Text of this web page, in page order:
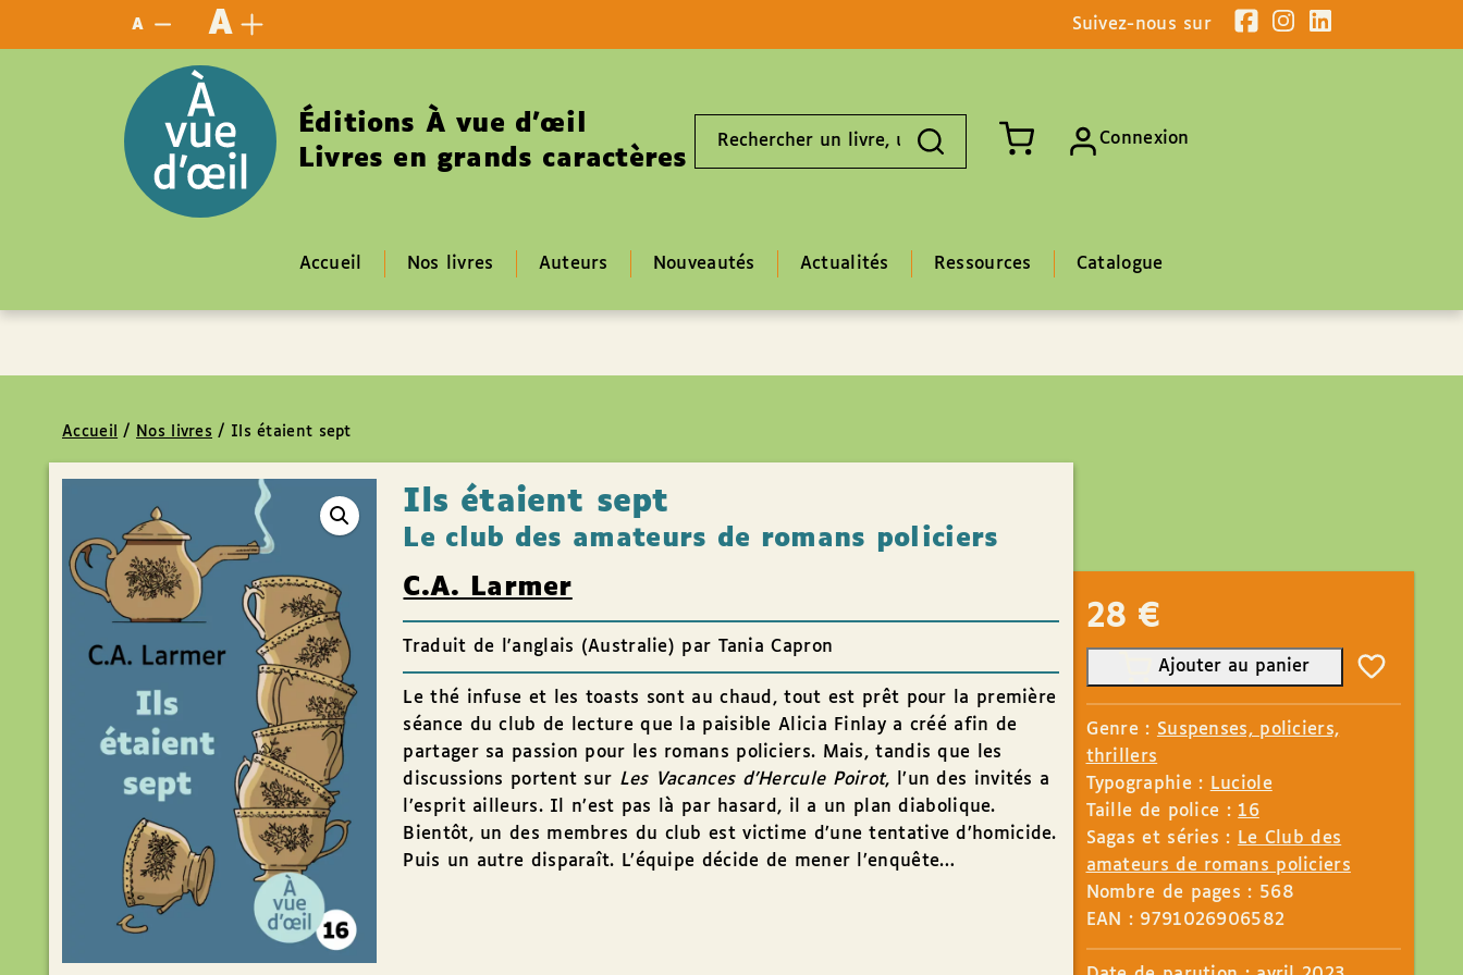
A A Suivez-nous sur
Éditions À vue d’œil
Livres en grands caractères livre,
Connexion
Accueil Nos livres Auteurs Nouveautés Actualités Ressources Catalogue
Accueil / Nos livres / Ils étaient sept
Ils étaient sept
Le club des amateurs de romans policiers
C.A. Larmer
Traduit de l'anglais (Australie) par Tania Capron
Le thé infuse et les toasts sont au chaud, tout est prêt pour la première
séance du club de lecture que la paisible Alicia Finlay a créé afin de
partager sa passion pour les romans policiers. Mais, tandis que les
discussions portent sur Les Vacances d’Hercule Poirot, l’un des invités a
l’esprit ailleurs. Il n’est pas là par hasard, il a un plan diabolique.
Bientôt, un des membres du club est victime d’une tentative d’homicide.
Puis un autre disparaît. L’équipe décide de mener l’enquête…
28 €
Ajouter au panier
Genre : Suspenses, policiers,
thrillers
Typographie : Luciole
Taille de police : 16
Sagas et séries : Le Club des
amateurs de romans policiers
Nombre de pages : 568
EAN : 9791026906582
Panneau de gestion des cookies